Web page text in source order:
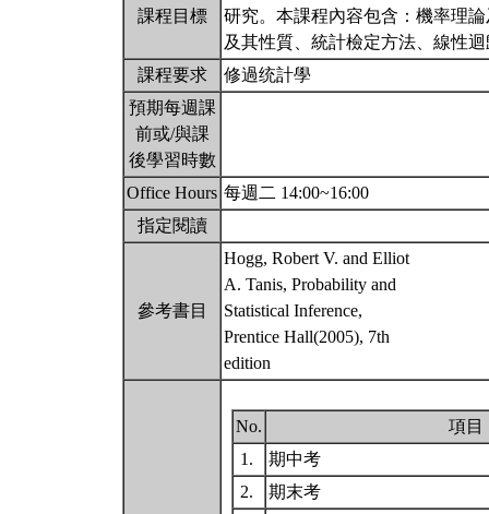
課程目標
研究。本課程內容包含：機率理
及其性質、統計檢定方法、線性
課程要求
修過统計學
預期每週課
前或/與課
後學習時數
Office Hours 每週二 14:00~16:00
指定閱讀
參考書目
Hogg, Robert V. and Elliot
A. Tanis, Probability and
Statistical Inference,
Prentice Hall(2005), 7th
edition
No.
項目
1.
期中考
2.
期末考